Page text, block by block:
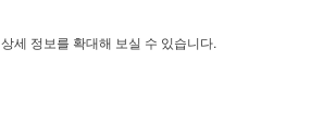
상세 정보를 확대해 보실 수 있습니다.